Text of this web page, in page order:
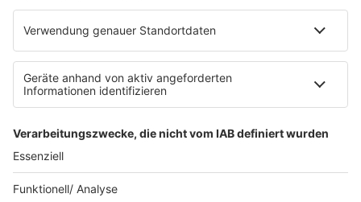
Impressum
Teilnahmebedingungen
SUNSHINE LIVE 24/7 ELECTRONIC